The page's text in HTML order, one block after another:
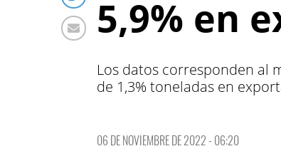
5,9% en
Los datos corresponden al
de 1,3% toneladas en
06 DE NOVIEMBRE DE 2022 - 06:20